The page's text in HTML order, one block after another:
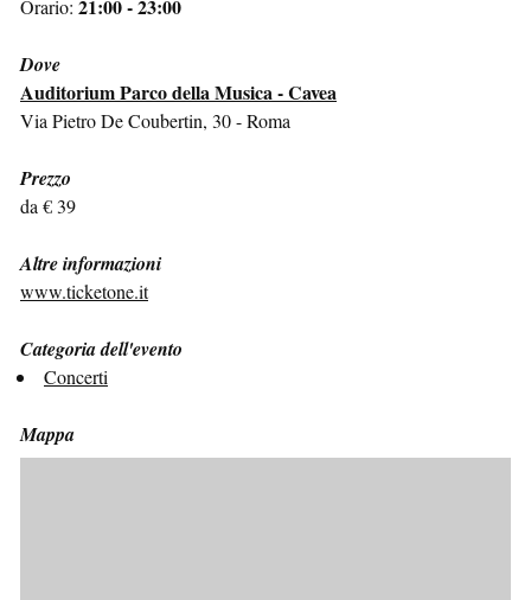
Orario: 21:00 - 23:00
Dove
Auditorium Parco della Musica - Cavea
Via Pietro De Coubertin, 30 - Roma
Prezzo
da € 39
Altre informazioni
www.ticketone.it
Categoria dell'evento
Concerti
Mappa